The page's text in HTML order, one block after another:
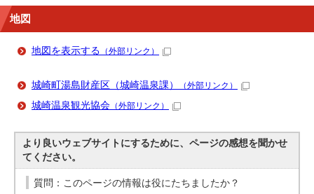
地図
地図を表示する （外部リンク）
城崎町湯島財産区（城崎温泉課） （外部リンク）
城崎温泉観光協会 （外部リンク）
より良いウェブサイトにするために、ページの感想を聞かせ
てください。
質問：このページの情報は役にたちましたか？